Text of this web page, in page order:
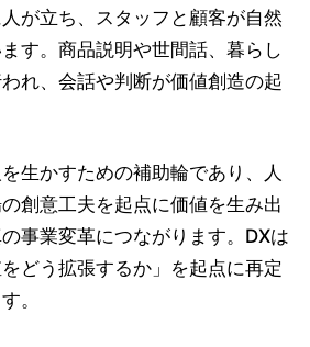
が立ち、スタッフと顧客が自然
す。商品説明や世間話、暮らし
れ、会話や判断が価値創造の起
生かすための補助輪であり、人
創意工夫を起点に価値を生み出
事業変革につながります。DXは
をどう拡張するか」を起点に再定
。